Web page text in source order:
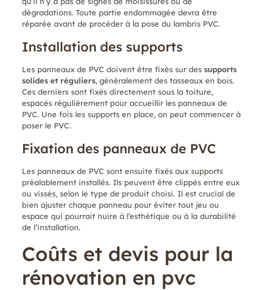
dégradations. Toute partie endommagée devra être
réparée avant de procéder à la pose du lambris PVC.
Installation des supports
Les panneaux de PVC doivent être fixés sur des supports
solides et réguliers, généralement des tasseaux en bois.
Ces derniers sont fixés directement sous la toiture,
espacés régulièrement pour accueillir les panneaux de
PVC. Une fois les supports en place, on peut commencer à
poser le PVC.
Fixation des panneaux de PVC
Les panneaux de PVC sont ensuite fixés aux supports
préalablement installés. Ils peuvent être clippés entre eux
ou vissés, selon le type de produit choisi. Il est crucial de
bien ajuster chaque panneau pour éviter tout jeu ou
espace qui pourrait nuire à l’esthétique ou à la durabilité
de l’installation.
Coûts et devis pour la
rénovation en pvc